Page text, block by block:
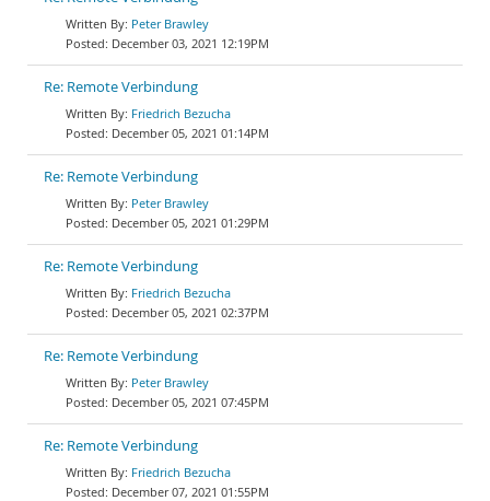
Peter Brawley
December 03, 2021 12:19PM
Re: Remote Verbindung
Friedrich Bezucha
December 05, 2021 01:14PM
Re: Remote Verbindung
Peter Brawley
December 05, 2021 01:29PM
Re: Remote Verbindung
Friedrich Bezucha
December 05, 2021 02:37PM
Re: Remote Verbindung
Peter Brawley
December 05, 2021 07:45PM
Re: Remote Verbindung
Friedrich Bezucha
December 07, 2021 01:55PM